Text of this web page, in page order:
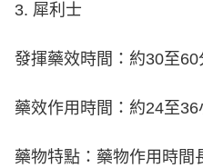
3. 犀利士
發揮藥效時間：約30至60
藥效作用時間：約24至36
藥物特點：藥物作用時間